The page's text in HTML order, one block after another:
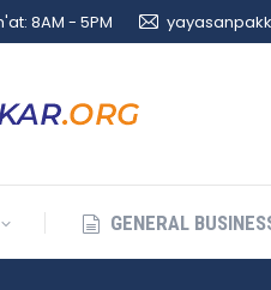
8AM - 5PM
GENERAL
GENERAL